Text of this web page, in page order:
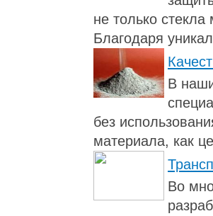
не только
Благодаря
В
без
материала, как
Во